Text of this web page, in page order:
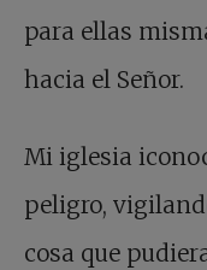
para ellas
hacia el Señor.
Mi iglesia
peligro,
cosa que